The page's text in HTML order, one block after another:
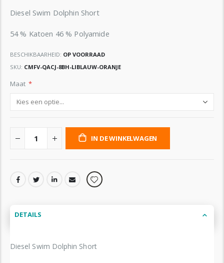
Diesel Swim Dolphin Short
54 % Katoen 46 % Polyamide
BESCHIKBAARHEID: OP VOORRAAD
SKU CMFV-QACJ-8BH-LIBLAUW-ORANJE
Maat
IN DE WINKELWAGEN
DETAILS
Diesel Swim Dolphin Short